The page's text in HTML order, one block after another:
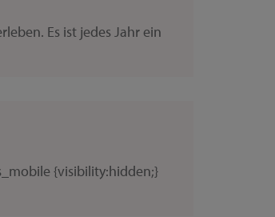
Es ist jedes Jahr ein
{visibility:hidden;}